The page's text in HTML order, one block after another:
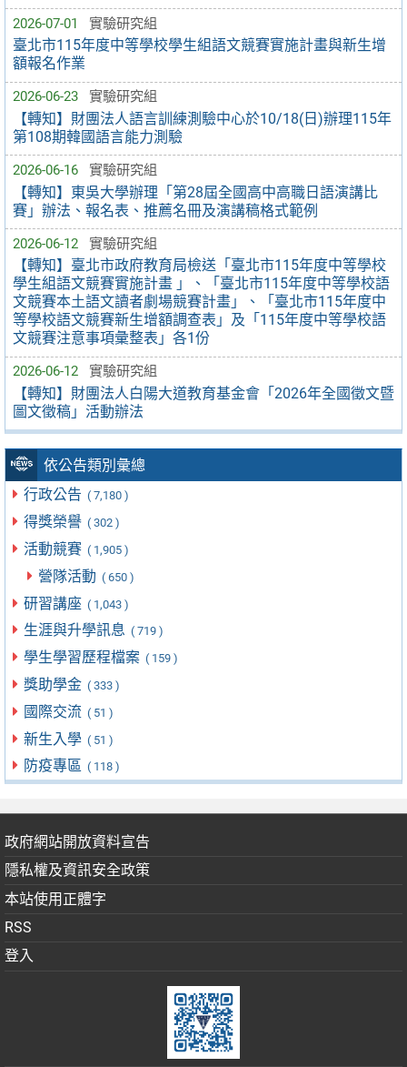
2026-07-01 實驗研究組
臺北市115年度中等學校學生組語文競賽實施計畫與新生增
額報名作業
2026-06-23 實驗研究組
【轉知】財團法人語言訓練測驗中心於10/18(日)辦理115年
第108期韓國語言能力測驗
2026-06-16 實驗研究組
【轉知】東吳大學辦理「第28屆全國高中高職日語演講比
賽」辦法、報名表、推薦名冊及演講稿格式範例
2026-06-12 實驗研究組
【轉知】臺北市政府教育局檢送「臺北市115年度中等學校
學生組語文競賽實施計畫 」、「臺北市115年度中等學校語
文競賽本土語文讀者劇場競賽計畫」、「臺北市115年度中
等學校語文競賽新生增額調查表」及「115年度中等學校語
文競賽注意事項彙整表」各1份
2026-06-12 實驗研究組
【轉知】財團法人白陽大道教育基金會「2026年全國徵文暨
圖文徵稿」活動辦法
依公告類別彙總
行政公告 ( 7,180 )
得獎榮譽 ( 302 )
活動競賽 ( 1,905 )
營隊活動 ( 650 )
研習講座 ( 1,043 )
生涯與升學訊息 ( 719 )
學生學習歷程檔案 ( 159 )
獎助學金 ( 333 )
國際交流 ( 51 )
新生入學 ( 51 )
防疫專區 ( 118 )
政府網站開放資料宣告
隱私權及資訊安全政策
本站使用正體字
RSS
登入